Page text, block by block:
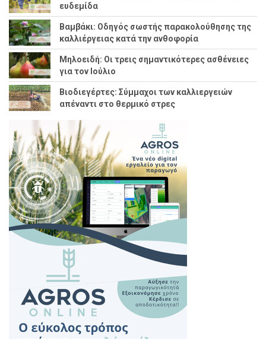
ευδεμίδα
Βαμβάκι: Οδηγός σωστής παρακολούθησης της
καλλιέργειας κατά την ανθοφορία
Μηλοειδή: Οι τρεις σημαντικότερες ασθένειες
για τον Ιούλιο
Βιοδιεγέρτες: Σύμμαχοι των καλλιεργειών
απέναντι στο θερμικό στρες